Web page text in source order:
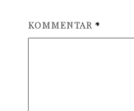
KOMMENTAR *